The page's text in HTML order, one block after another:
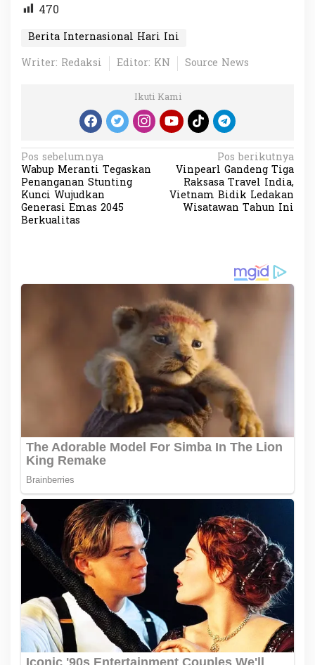
470
Berita Internasional Hari Ini
Writer: Redaksi
Editor: KN Source News
Ikuti Kami
N
a
v
i
s
Pos sebelumnya
Wabup Meranti Tegaskan
Penanganan Stunting
Kunci Wujudkan
Generasi Emas 2045
Berkualitas
Pos berikutnya
Vinpearl Gandeng Tiga
Raksasa Travel India,
Vietnam Bidik Ledakan
Wisatawan Tahun Ini